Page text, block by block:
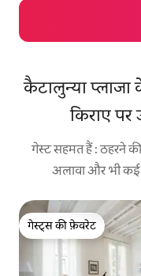
कैटालुन्या प्लाजा
किराए
गेस्ट सहमत हैं : ठहरने
अलावा और भी कई
गेस्ट्स की फ़ेवरेट
गेस्ट्स की फ़ेवरेट